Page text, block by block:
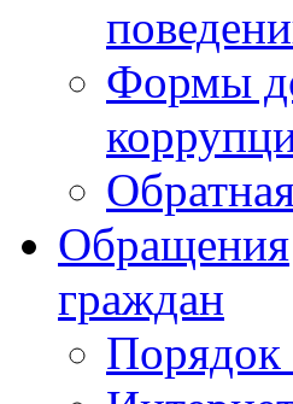
Формы
Обращения
граждан
Порядок